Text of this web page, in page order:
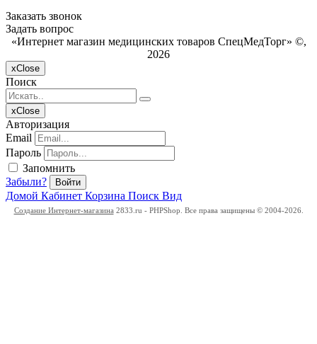
Заказать звонок
Задать вопрос
«Интернет магазин медицинских товаров СпецМедТорг» ©,
2026
xClose
Поиск
xClose
Авторизация
Email
Пароль
Запомнить
Забыли?
Войти
Домой Кабинет Корзина Поиск Вид
Создание Интернет-магазина 2833.ru - PHPShop. Все права защищены © 2004-2026.